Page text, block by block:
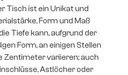
Tisch ist ein Unikat und
Form und Maß
Tiefe kann, aufgrund der
Form, an einigen Stellen
Zentimeter variieren; auch
Astlöcher oder